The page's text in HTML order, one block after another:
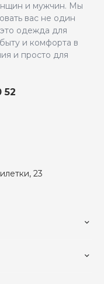
и мужчин. Мы
вас не один
одежда для
и комфорта в
и просто для
23
52